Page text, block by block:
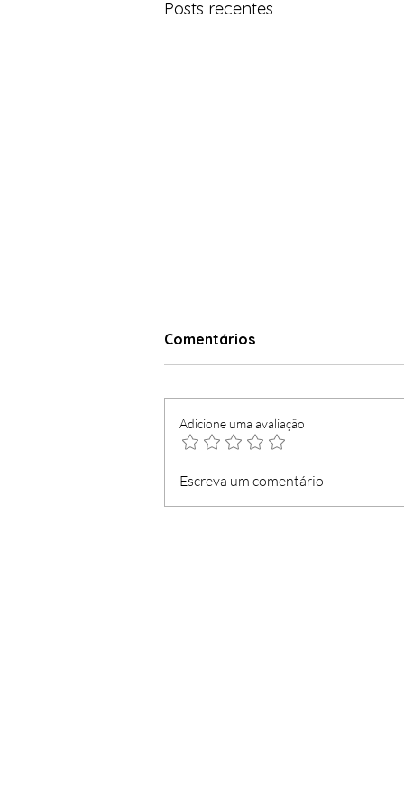
Posts recentes
Madeirense concorre
contra figura distinguida
Comentários
Adicione uma avaliação
Escreva um comentário